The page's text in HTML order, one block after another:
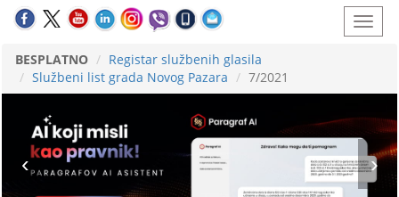
BESPLATNO
Registar službenih glasila
Službeni list grada Novog Pazara
7/2021